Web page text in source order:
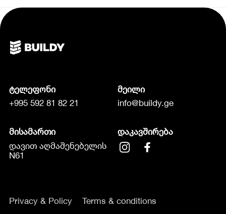
ტელეფონი
+995 592 81 82 21
მეილი
info@buildy.ge
მისამართი
დავით აღმაშენებელის
N61
დაკავშირება
Privacy & Policy Terms & conditions